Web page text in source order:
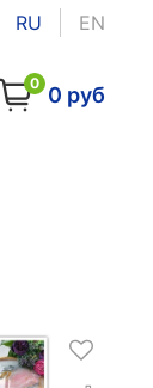
RU EN
0 0 руб